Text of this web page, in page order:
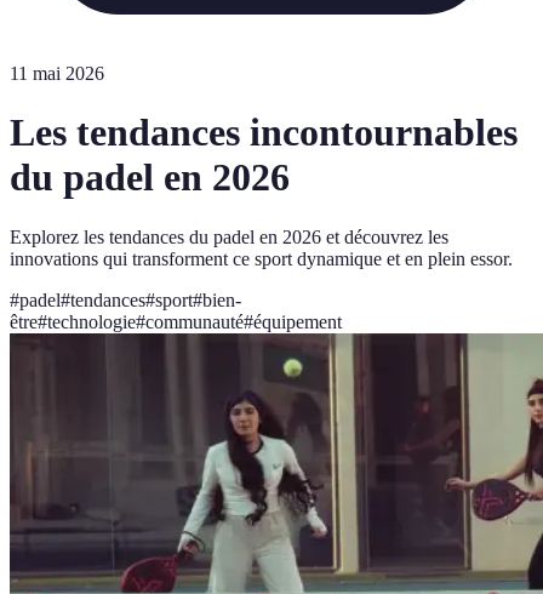
11 mai 2026
Les tendances incontournables
du padel en 2026
Explorez les tendances du padel en 2026 et découvrez les
innovations qui transforment ce sport dynamique et en plein essor.
#padel#tendances#sport#bien-
être#technologie#communauté#équipement